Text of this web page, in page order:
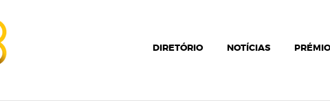
DIRETÓRIO NOTÍCIAS